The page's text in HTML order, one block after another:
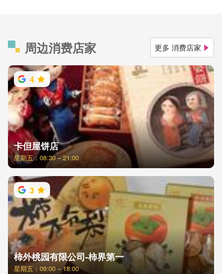
周边消费店家 更多 消费店家
4
卡但屋饼店
星期五：08:30 – 21:00
3
柿外桃园有限公司-柿界第一
星期五：09:00 – 18:00